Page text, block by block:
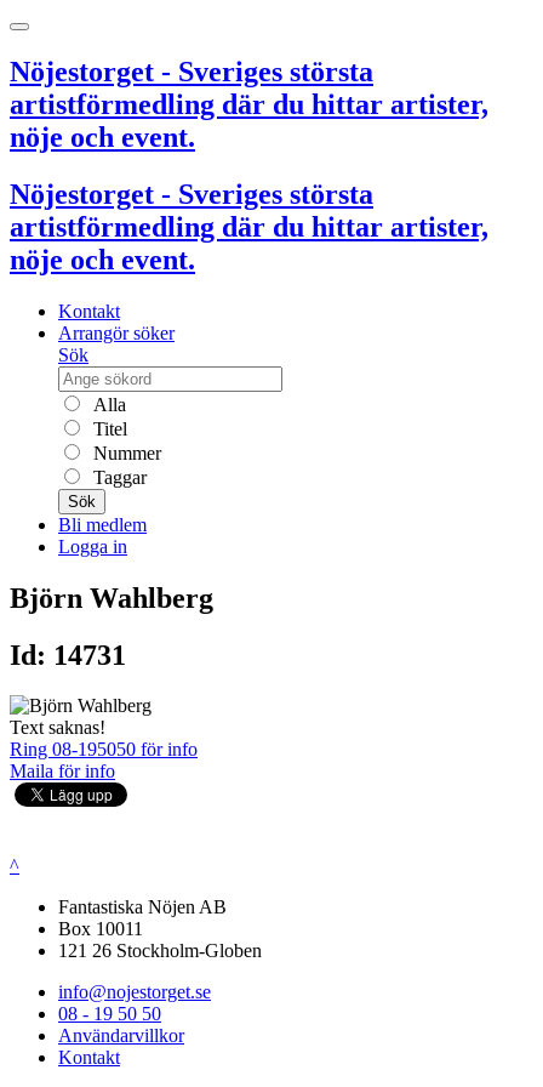
Nöjestorget - Sveriges största
artistförmedling där du hittar artister,
nöje och event.
Nöjestorget - Sveriges största
artistförmedling där du hittar artister,
nöje och event.
Kontakt
Arrangör söker
Sök
Alla
Titel
Nummer
Taggar
Sök
Bli medlem
Logga in
Björn Wahlberg
Id: 14731
Text saknas!
Ring 08-195050 för info
Maila för info
^
Fantastiska Nöjen AB
Box 10011
121 26 Stockholm-Globen
info@nojestorget.se
08 - 19 50 50
Användarvillkor
Kontakt